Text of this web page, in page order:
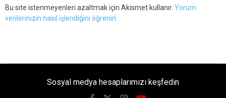
Bu site istenmeyenleri azaltmak için Akismet kullanır. Yorum
verilerinizin nasıl işlendiğini öğrenin.
Sosyal medya hesaplarımızı keşfedin